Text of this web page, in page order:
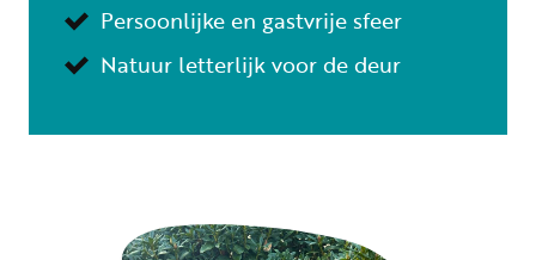
Persoonlijke en gastvrije sfeer
Natuur letterlijk voor de deur